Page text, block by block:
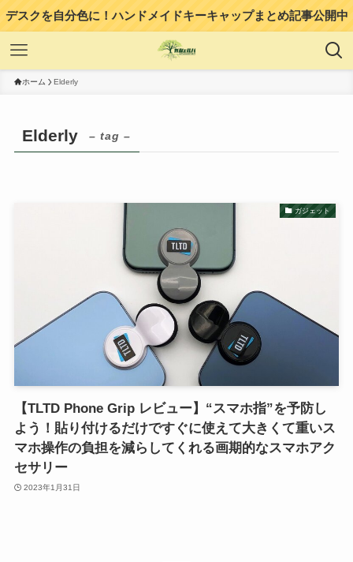
デスクを自分色に！ハンドメイドキーキャップまとめ記事公開中
ホーム Elderly
Elderly – tag –
ガジェット
【TLTD Phone Grip レビュー】“スマホ指”を予防し
よう！貼り付けるだけですぐに使えて大きくて重いス
マホ操作の負担を減らしてくれる画期的なスマホアク
セサリー
2023年1月31日